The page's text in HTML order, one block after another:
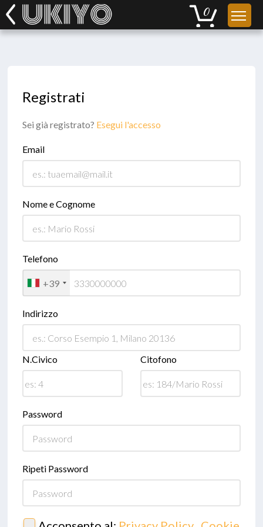
Registrati
Sei già registrato? Esegui l'accesso
Email
Nome e Cognome
Telefono
+39
Indirizzo
N.Civico Citofono
Password
Ripeti Password